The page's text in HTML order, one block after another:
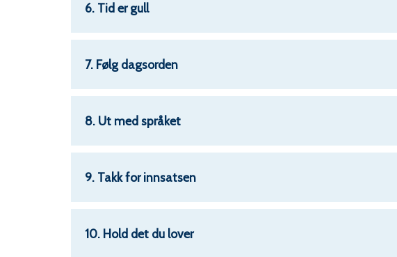
6. Tid er gull
7. Følg dagsorden
8. Ut med språket
9. Takk for innsatsen
10. Hold det du lover